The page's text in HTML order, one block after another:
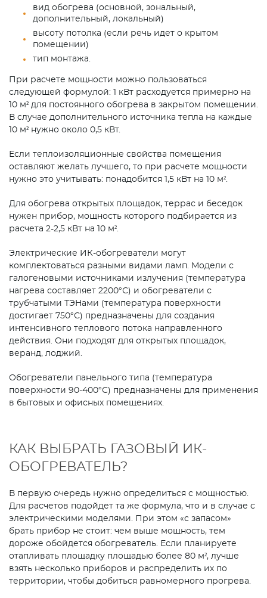
вид обогрева (основной, зональный,
дополнительный, локальный)
высоту потолка (если речь идет о крытом
помещении)
тип монтажа.
При расчете мощности можно пользоваться
следующей формулой: 1 кВт расходуется примерно на
10 м² для постоянного обогрева в закрытом помещении.
В случае дополнительного источника тепла на каждые
10 м² нужно около 0,5 кВт.
Если теплоизоляционные свойства помещения
оставляют желать лучшего, то при расчете мощности
нужно это учитывать: понадобится 1,5 кВт на 10 м².
Для обогрева открытых площадок, террас и беседок
нужен прибор, мощность которого подбирается из
расчета 2-2,5 кВт на 10 м².
Электрические ИК-обогреватели могут
комплектоваться разными видами ламп. Модели с
галогеновыми источниками излучения (температура
нагрева составляет 2200°С) и обогреватели с
трубчатыми ТЭНами (температура поверхности
достигает 750°С) предназначены для создания
интенсивного теплового потока направленного
действия. Они подходят для открытых площадок,
веранд, лоджий.
Обогреватели панельного типа (температура
поверхности 90-400°С) предназначены для применения
в бытовых и офисных помещениях.
КАК ВЫБРАТЬ ГАЗОВЫЙ ИК-
ОБОГРЕВАТЕЛЬ?
В первую очередь нужно определиться с мощностью.
Для расчетов подойдет та же формула, что и в случае с
электрическими моделями. При этом «с запасом»
брать прибор не стоит: чем выше мощность, тем
дороже обойдется обогреватель. Если планируете
отапливать площадку площадью более 80 м², лучше
взять несколько приборов и распределить их по
территории, чтобы добиться равномерного прогрева.